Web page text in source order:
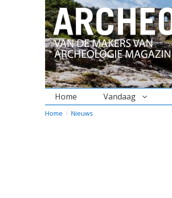
Home Vandaag
BREADCRUMBS
YOU
Home Nieuws